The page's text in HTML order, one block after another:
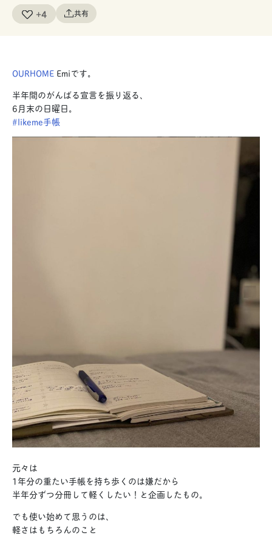
+4 共有
OURHOME Emiです。
半年間のがんばる宣言を振り返る、
6月末の日曜日。
#likeme手帳
元々は
1年分の重たい手帳を持ち歩くのは嫌だから
半年分ずつ分冊して軽くしたい！と企画したもの。
でも使い始めて思うのは、
軽さはもちろんのこと